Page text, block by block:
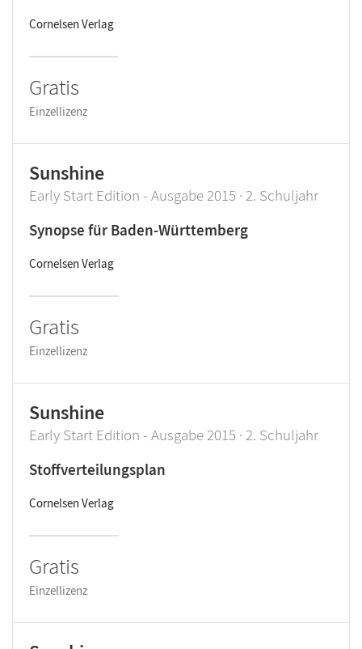
Cornelsen Verlag
Gratis
Einzellizenz
Sunshine
Early Start Edition - Ausgabe 2015 · 2. Schuljahr
Synopse für Baden-Württemberg
Cornelsen Verlag
Gratis
Einzellizenz
Sunshine
Early Start Edition - Ausgabe 2015 · 2. Schuljahr
Stoffverteilungsplan
Cornelsen Verlag
Gratis
Einzellizenz